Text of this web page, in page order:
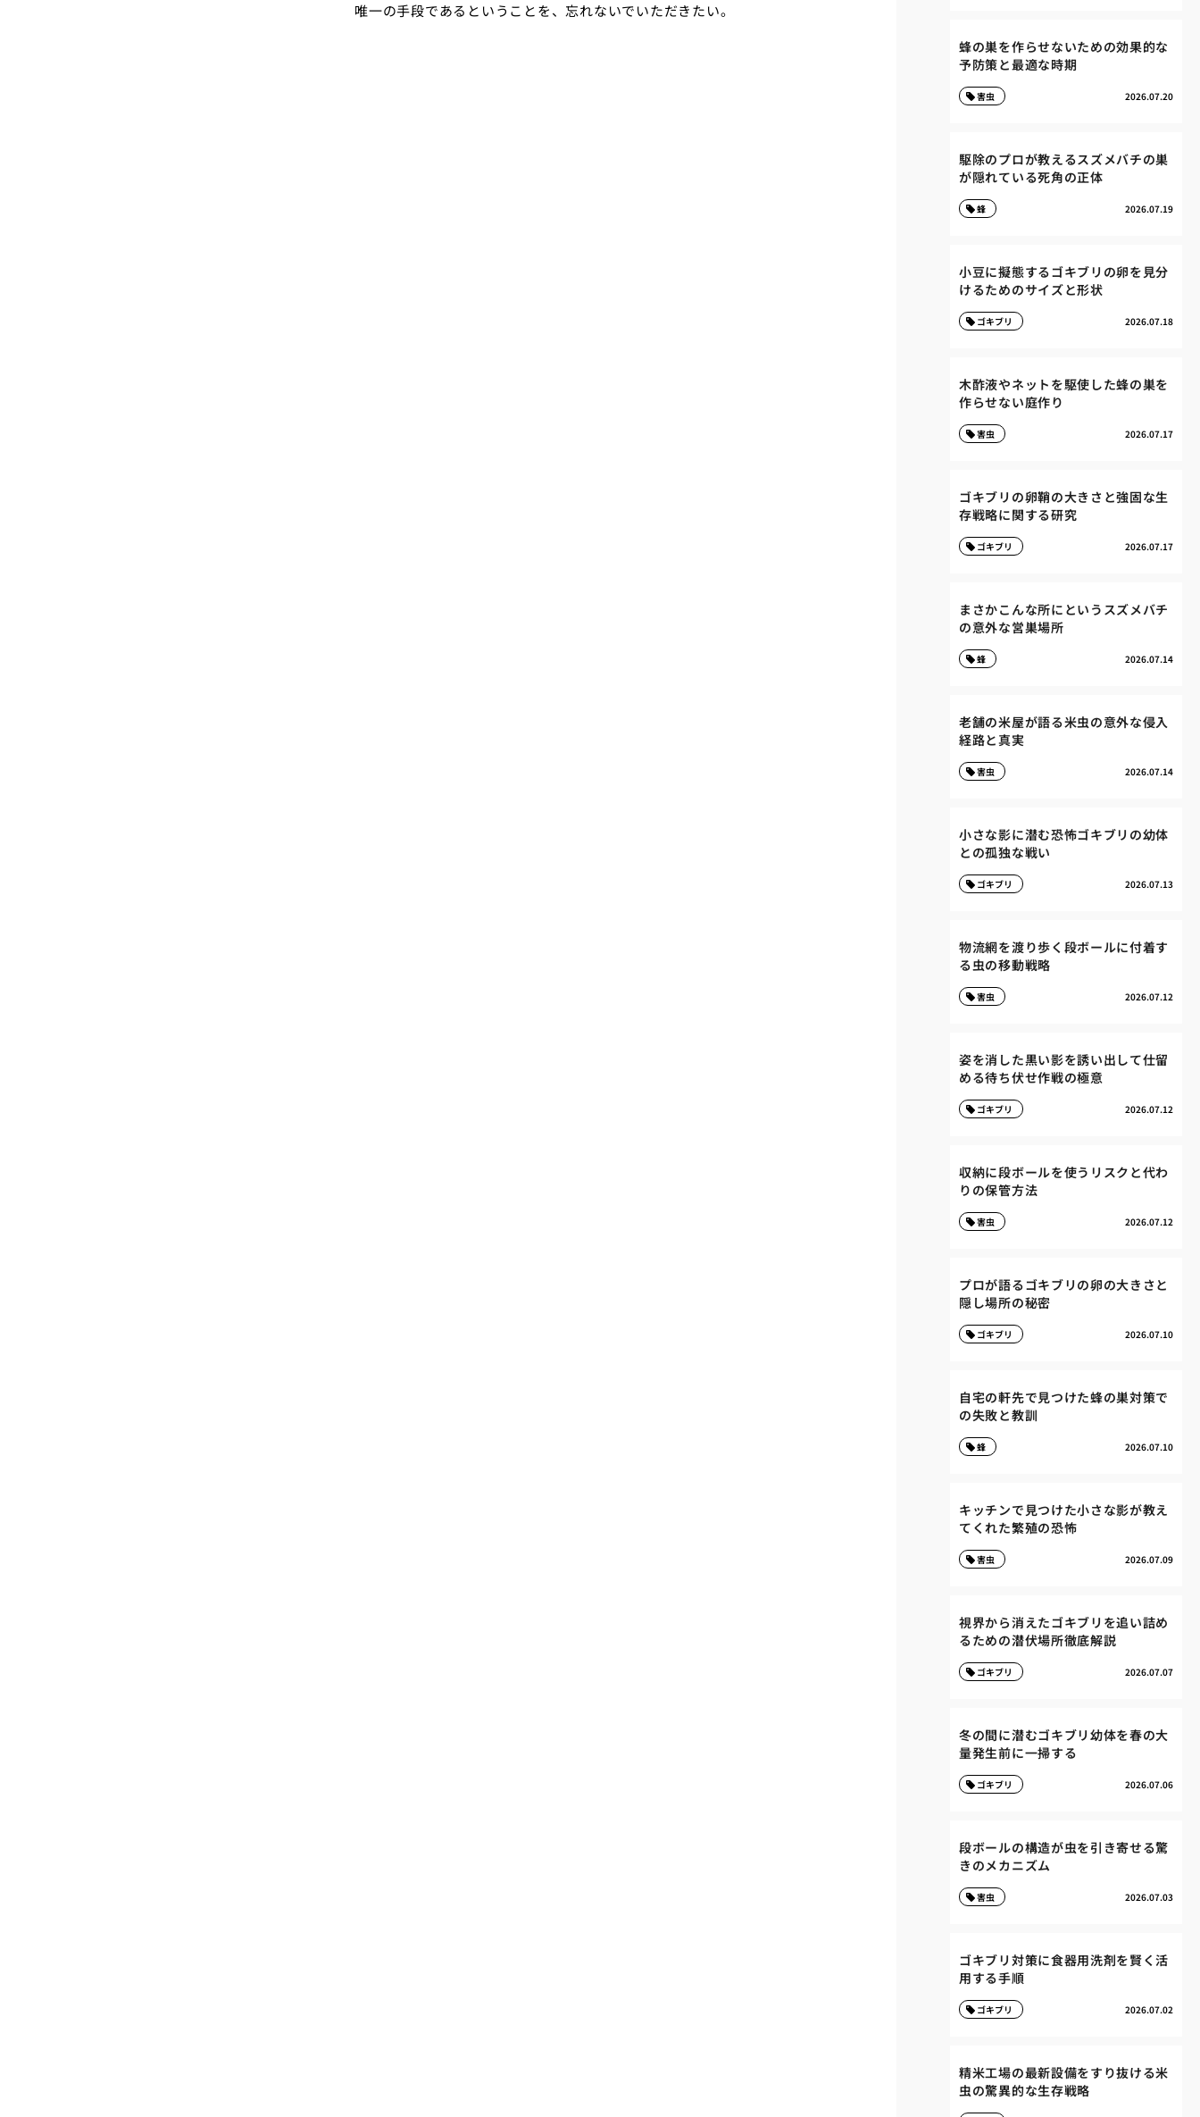
唯一の手段であるということを、忘れないでいただきたい。
蜂の巣を作らせないための効果的な
予防策と最適な時期
2026.07.20
害虫
駆除のプロが教えるスズメバチの巣
が隠れている死角の正体
2026.07.19
蜂
小豆に擬態するゴキブリの卵を見分
けるためのサイズと形状
2026.07.18
ゴキブリ
木酢液やネットを駆使した蜂の巣を
作らせない庭作り
2026.07.17
害虫
ゴキブリの卵鞘の大きさと強固な生
存戦略に関する研究
2026.07.17
ゴキブリ
まさかこんな所にというスズメバチ
の意外な営巣場所
2026.07.14
蜂
老舗の米屋が語る米虫の意外な侵入
経路と真実
2026.07.14
害虫
小さな影に潜む恐怖ゴキブリの幼体
との孤独な戦い
2026.07.13
ゴキブリ
物流網を渡り歩く段ボールに付着す
る虫の移動戦略
2026.07.12
害虫
姿を消した黒い影を誘い出して仕留
める待ち伏せ作戦の極意
2026.07.12
ゴキブリ
収納に段ボールを使うリスクと代わ
りの保管方法
2026.07.12
害虫
プロが語るゴキブリの卵の大きさと
隠し場所の秘密
2026.07.10
ゴキブリ
自宅の軒先で見つけた蜂の巣対策で
の失敗と教訓
2026.07.10
蜂
キッチンで見つけた小さな影が教え
てくれた繁殖の恐怖
2026.07.09
害虫
視界から消えたゴキブリを追い詰め
るための潜伏場所徹底解説
2026.07.07
ゴキブリ
冬の間に潜むゴキブリ幼体を春の大
量発生前に一掃する
2026.07.06
ゴキブリ
段ボールの構造が虫を引き寄せる驚
きのメカニズム
2026.07.03
害虫
ゴキブリ対策に食器用洗剤を賢く活
用する手順
2026.07.02
ゴキブリ
精米工場の最新設備をすり抜ける米
虫の驚異的な生存戦略